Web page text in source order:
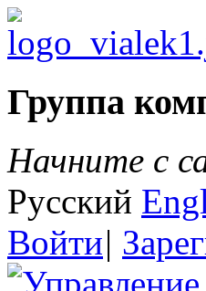
Группа
Начните с
Русский
Войти|